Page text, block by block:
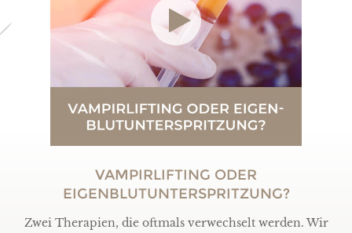
VAMPIRLIFTING ODER
EIGENBLUTUNTERSPRITZUNG?
Zwei Therapien, die oftmals verwechselt werden. Wir